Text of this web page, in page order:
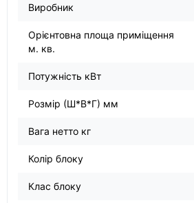
Виробник
Орієнтовна площа приміщення
м. кв.
Потужність кВт
Розмір (Ш*В*Г) мм
Вага нетто кг
Колір блоку
Клас блоку